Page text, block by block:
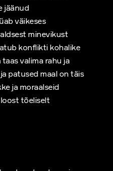
jäänud
väikeses
minevikust
konflikti kohalike
valima rahu ja
patused maal on täis
ja moraalseid
tõeliselt